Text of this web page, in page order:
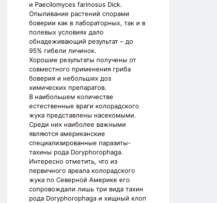
и Paecilomyces farinosus Dick.
Опыливание растений спорами
боверии как в лабораторных, так и в
полевых условиях дало
обнадеживающий результат – до
95% гибели личинок.
Хорошие результаты получены от
совместного применения гриба
боверия и небольших доз
химических препаратов.
В наибольшем количестве
естественные враги колорадского
жука представлены насекомыми.
Среди них наиболее важными
являются американские
специализированные паразиты-
тахины рода Doryphorophaga.
Интересно отметить, что из
первичного ареала колорадского
жука по Северной Америке его
сопровождали лишь три вида тахин
рода Doryphorophaga и хищный клоп